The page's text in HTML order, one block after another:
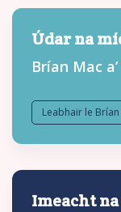
isteach sna
gnáthshaol i
Údar na
Brían Mac
Leabhair le Brían
Imeacht